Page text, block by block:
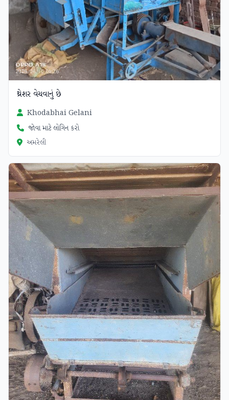
થ્રેશર વેચવાનું છે
Khodabhai Gelani
જોવા માટે લોગિન કરો
અમરેલી